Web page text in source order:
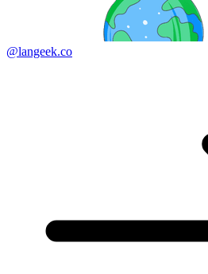
@langeek.co